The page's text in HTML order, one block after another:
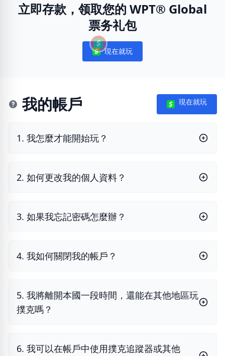
立即存款，领取您的 WPT® Global
票务礼包
Notifications
現在就玩
我的帳戶 現在就玩
1. 我怎麼才能開始玩？
2. 如何更改我的個人資料？
3. 如果我忘記密碼怎麼辦？
4. 我如何關閉我的帳戶？
5. 我將離開本國一段時間，還能在其他地區玩
撲克嗎？
6. 我可以在帳戶中使用撲克追蹤器或其他